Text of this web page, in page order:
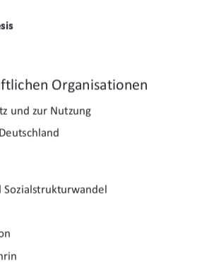
Organisationen
und zur Nutzung
Sozialstrukturwandel